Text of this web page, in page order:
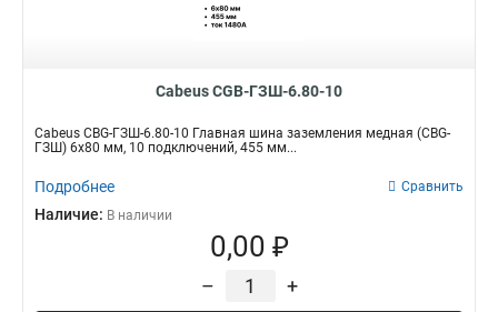
Cabeus CGB-ГЗШ-6.80-10
Cabeus CBG-ГЗШ-6.80-10 Главная шина заземления медная (CBG-
ГЗШ) 6х80 мм, 10 подключений, 455 мм...
Подробнее Сравнить
Наличие: В наличии
0,00 ₽
– +